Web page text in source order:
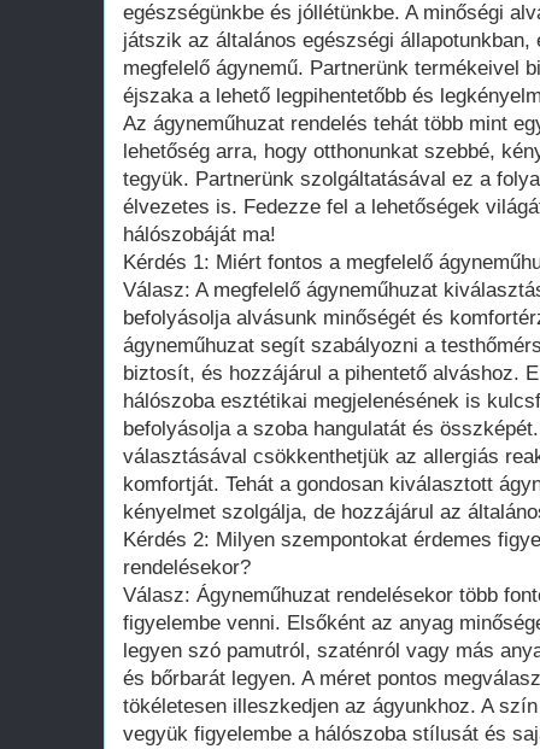
egészségünkbe és jóllétünkbe. A minőségi
játszik az általános egészségi állapotunkban,
megfelelő ágynemű. Partnerünk termékeivel
éjszaka a lehető legpihentetőbb és
Az ágyneműhuzat rendelés tehát több mint
lehetőség arra, hogy otthonunkat szebbé,
tegyük. Partnerünk szolgáltatásával ez a
élvezetes is. Fedezze fel a lehetőségek
hálószobáját ma!
Kérdés 1: Miért fontos a megfelelő
Válasz: A megfelelő ágyneműhuzat
befolyásolja alvásunk minőségét és
ágyneműhuzat segít szabályozni a
biztosít, és hozzájárul a pihentető alváshoz.
hálószoba esztétikai megjelenésének is
befolyásolja a szoba hangulatát és
választásával csökkenthetjük az allergiás
komfortját. Tehát a gondosan kiválasztott
kényelmet szolgálja, de hozzájárul az
Kérdés 2: Milyen szempontokat érdemes
rendelésekor?
Válasz: Ágyneműhuzat rendelésekor több
figyelembe venni. Elsőként az anyag
legyen szó pamutról, szaténról vagy más
és bőrbarát legyen. A méret pontos
tökéletesen illeszkedjen az ágyunkhoz. A
vegyük figyelembe a hálószoba stílusát és